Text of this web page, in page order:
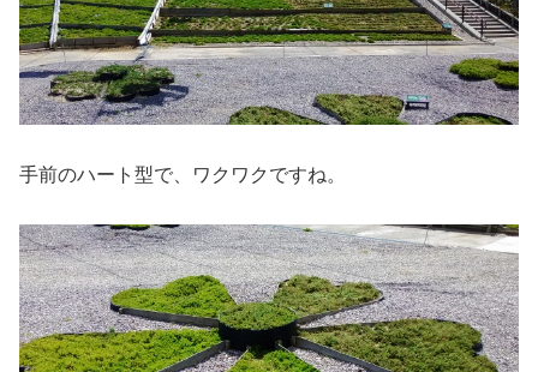
手前のハート型で、ワクワクですね。